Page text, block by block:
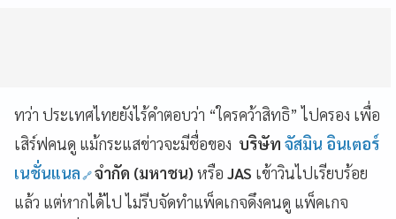
ทว่า ประเทศไทยยังไร้คำตอบว่า “ใครคว้าสิทธิ” ไปครอง เพื่อ
เสิร์ฟคนดู แม้กระแสข่าวจะมีชื่อของ บริษัท จัสมิน อินเตอร์
เนชั่นแนล จำกัด (มหาชน) หรือ JAS เข้าวินไปเรียบร้อย
แล้ว แต่หากได้ไป ไม่รีบจัดทำแพ็คเกจดึงคนดู แพ็คเกจ